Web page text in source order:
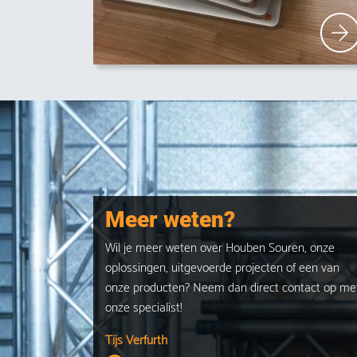
Meer weten?
Wil je meer weten over Houben Souren, onze
oplossingen, uitgevoerde projecten of een van
onze producten? Neem dan direct contact op
onze specialist!
Tijs Verfurth